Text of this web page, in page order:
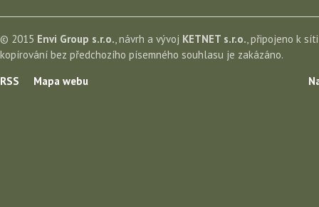
© 2015 Envi Group s.r.o., návrh a vývoj KETNET s.r.o., připojeno k
kopírování bez předchozího písemného souhlasu je zakázáno.
RSS
Mapa webu